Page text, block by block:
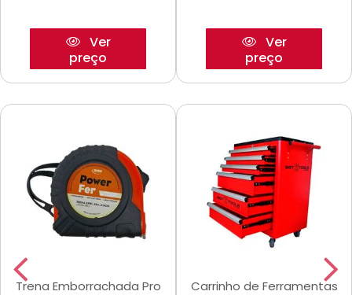
Ver
preço
Ver
preço
Trena Emborrachada Pro
Carrinho de Ferramentas